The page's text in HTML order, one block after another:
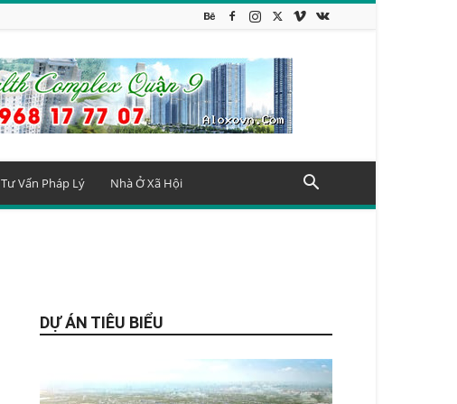
Tư Vấn Pháp Lý Nhà Ở Xã Hội
DỰ ÁN TIÊU BIỂU